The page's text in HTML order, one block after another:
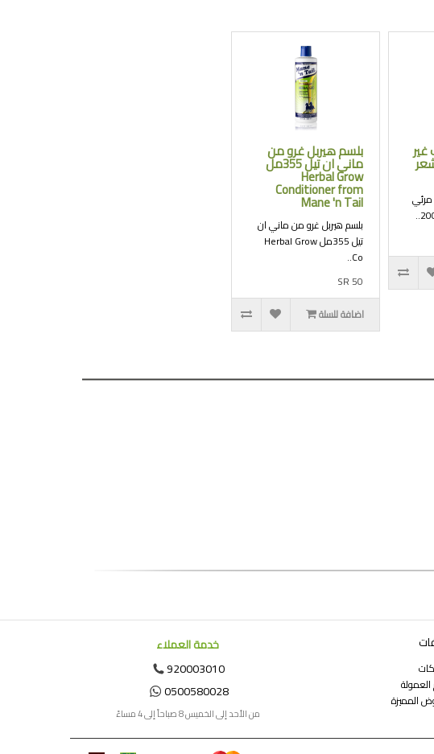
بلسم هيربل غرو من
ماني ان تيل 355مل
Herbal Grow
Conditioner from
Mane 'n Tail
بلسم هيربل غرو من ماني ان
تيل 355مل Herbal Grow
Co..
SR 50
اضافة للسلة
المميزة
خدمة العملاء
920003010
0500580028
من الأحد إلى الخميس 8 صباحاً إلى 4 مساءً